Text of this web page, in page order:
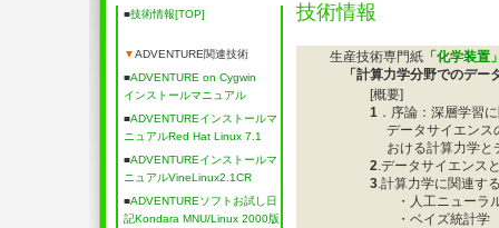
■技術情報[TOP]
▼ADVENTURE関連技術
■ADVENTURE on Cygwin
インストールマニュアル
■ADVENTUREインストールマ
ニュアルRed Hat Linux 7.1
■ADVENTUREインストールマ
ニュアルVineLinux2.1CR
■ADVENTUREソフトお試し日
記Kondara MNU/Linux 2000版
技術情報
生産技術専門紙 「化学装置
「計算力学分野でのデー
[概要]
1 ．序論：深層学習
データサイエンス
おける計算力学と
2.データサイエンス
3.計算力学に関連す
・人工ニューラル
・ベイズ統計学